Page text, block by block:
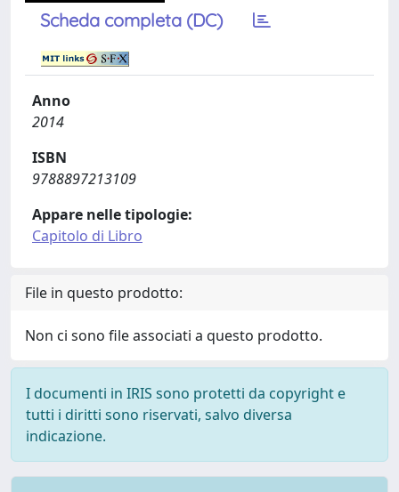
Scheda completa (DC)
Anno
2014
ISBN
9788897213109
Appare nelle tipologie:
Capitolo di Libro
File in questo prodotto:
Non ci sono file associati a questo prodotto.
I documenti in IRIS sono protetti da copyright e
tutti i diritti sono riservati, salvo diversa
indicazione.